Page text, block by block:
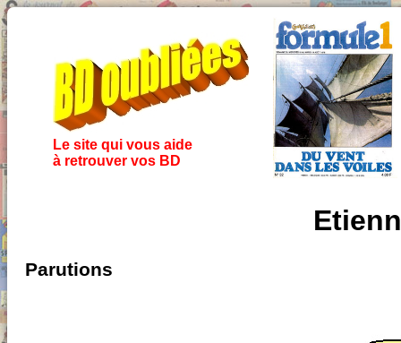
Le site qui vous aide
à retrouver vos BD
Parutions